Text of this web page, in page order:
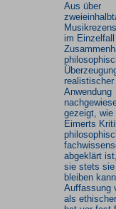
Aus über
im
realistischer
Anwendung
gezeigt, wie
Eimerts
abgeklärt
sie stets
bleiben
Auffassung
als